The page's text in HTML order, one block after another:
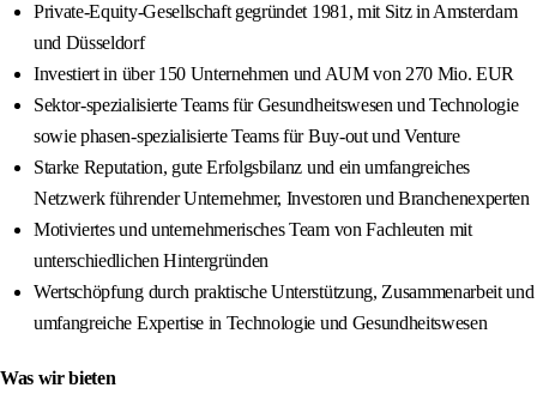
Private-Equity-Gesellschaft gegründet 1981, mit Sitz in Amsterdam
und Düsseldorf
Investiert in über 150 Unternehmen und AUM von 270 Mio. EUR
Sektor-spezialisierte Teams für Gesundheitswesen und Technologie
sowie phasen-spezialisierte Teams für Buy-out und Venture
Starke Reputation, gute Erfolgsbilanz und ein umfangreiches
Netzwerk führender Unternehmer, Investoren und Branchenexperten
Motiviertes und unternehmerisches Team von Fachleuten mit
unterschiedlichen Hintergründen
Wertschöpfung durch praktische Unterstützung, Zusammenarbeit und
umfangreiche Expertise in Technologie und Gesundheitswesen
Was wir bieten